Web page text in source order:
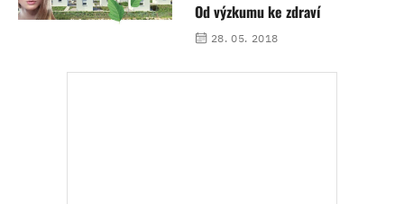
Od výzkumu ke zdraví
28. 05. 2018